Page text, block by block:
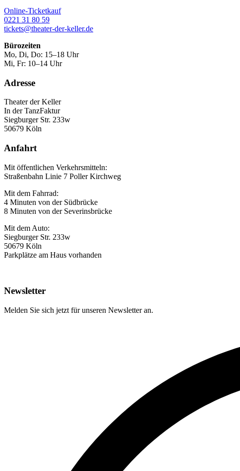
Online-Ticketkauf
0221 31 80 59
tickets@theater-der-keller.de
Bürozeiten
Mo, Di, Do: 15–18 Uhr
Mi, Fr: 10–14 Uhr
Adresse
Theater der Keller
In der TanzFaktur
Siegburger Str. 233w
50679 Köln
Anfahrt
Mit öffentlichen Verkehrsmitteln:
Straßenbahn Linie 7 Poller Kirchweg
Mit dem Fahrrad:
4 Minuten von der Südbrücke
8 Minuten von der Severinsbrücke
Mit dem Auto:
Siegburger Str. 233w
50679 Köln
Parkplätze am Haus vorhanden
Newsletter
Melden Sie sich jetzt für unseren Newsletter an.